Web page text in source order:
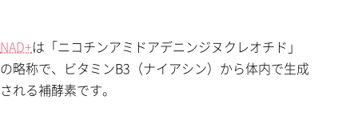
NAD+は「ニコチンアミドアデニンジヌクレオチド」
の略称で、ビタミンB3（ナイアシン）から体内で生成
される補酵素です。